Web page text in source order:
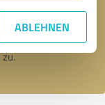
ABLEHNEN
zu.